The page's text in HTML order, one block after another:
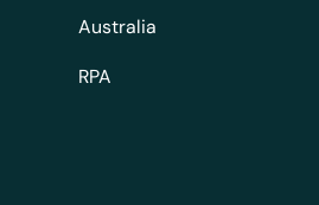
Australia
RPA